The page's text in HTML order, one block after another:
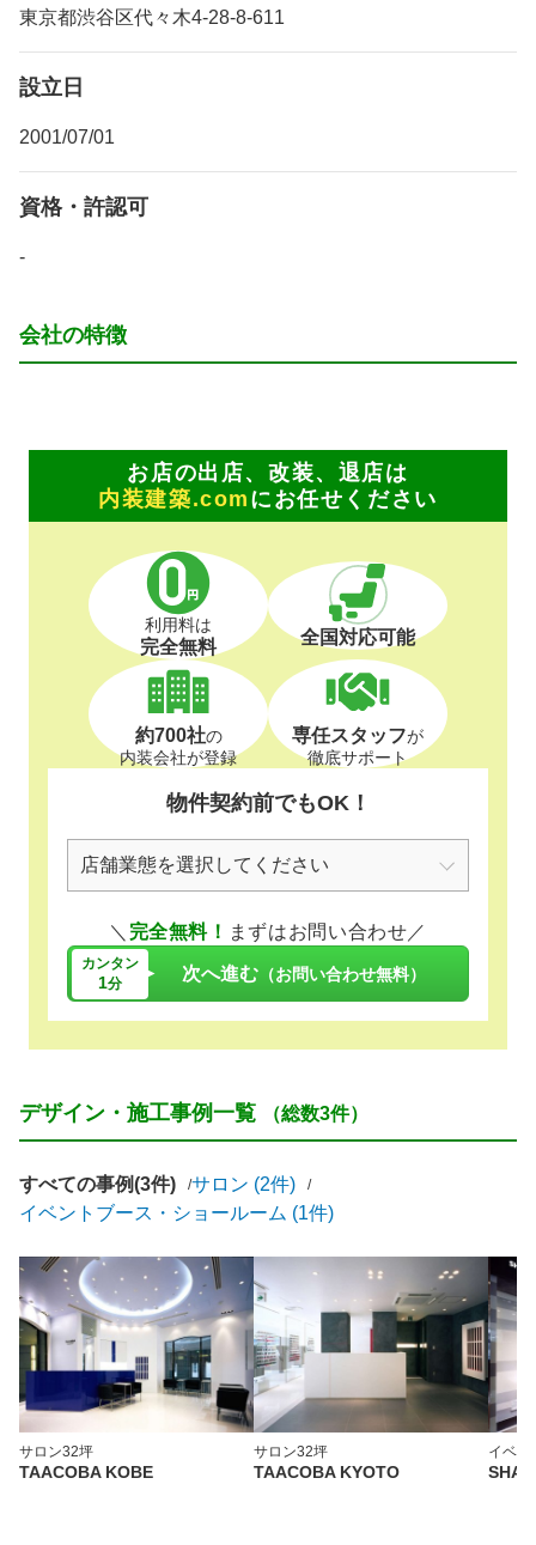
東京都渋谷区代々木4-28-8-611
設立日
2001/07/01
資格・許認可
-
会社の特徴
お店の出店、改装、退店は
内装建築.com にお任せください
利用料は
完全無料 全国対応可能
約700社の
内装会社が登録
専任スタッフが
徹底サポート
物件契約前でもOK！
＼ 完全無料！ まずはお問い合わせ／
カンタン
1分 次へ進む （お問い合わせ無料）
デザイン・施工事例一覧 （総数3件）
すべての事例(3件)
サロン (2件)
イベントブース・ショールーム (1件)
サロン32坪
TAACOBA KOBE
サロン32坪
TAACOBA KYOTO
イベン